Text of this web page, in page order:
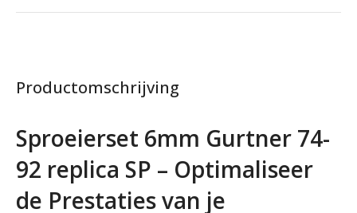
Productomschrijving
Sproeierset 6mm Gurtner 74-
92 replica SP – Optimaliseer
de Prestaties van je